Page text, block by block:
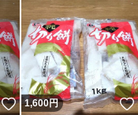
いいね！
1,600円